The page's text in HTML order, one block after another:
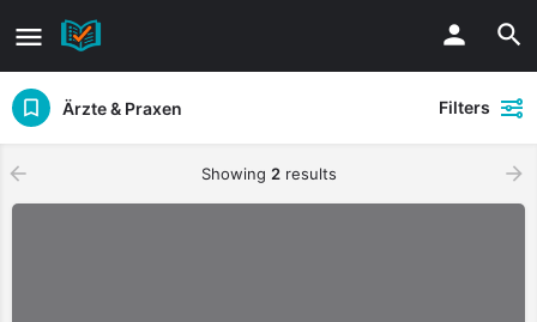
Ärzte & Praxen Filters
Showing 2results